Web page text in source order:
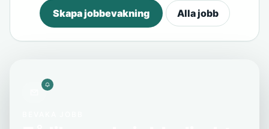
Skapa jobbevakning Alla jobb